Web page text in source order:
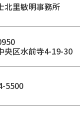
北里敏明事務所
央区水前寺4-19-30
5500